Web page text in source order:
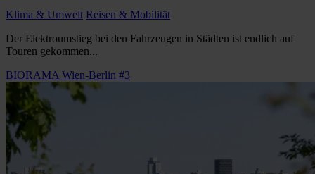
Klima & Umwelt Reisen & Mobilität
Der Elektroumstieg bei den Fahrzeugen in Städten ist endlich auf
Touren gekommen...
BIORAMA Wien-Berlin #3